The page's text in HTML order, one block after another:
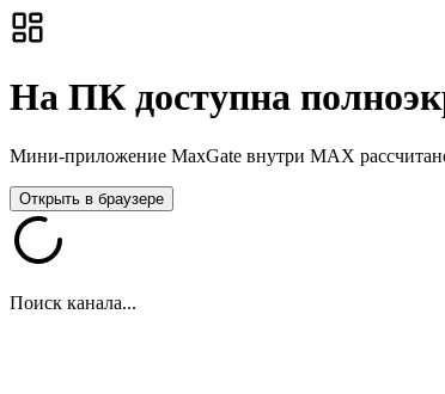
На ПК доступна
Мини-приложение MaxGate внутри MAX
Открыть в браузере
Поиск канала...